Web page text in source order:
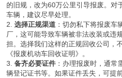
的旧规，改为60万公里引导报废。对
车辆，建议尽早处理。
2.选择正规渠道 ：切勿私下将报废车
厂，这可能导致车辆被非法改装或违
担。选择我们这样的正规回收公司，
《报废机动车回收证明》。
3.备齐必要证件 ：办理报废时，通常
辆登记证书等。如果证件丢失，可提